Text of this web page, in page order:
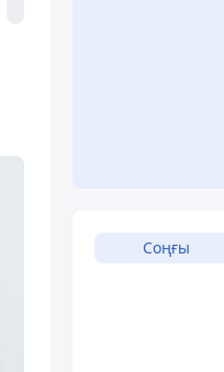
Соңғы